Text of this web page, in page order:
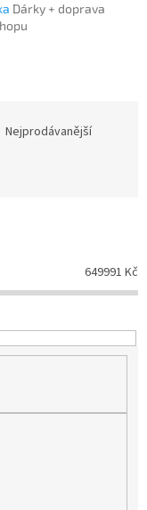
Dárky + doprava
Nejprodávanější
649991 Kč